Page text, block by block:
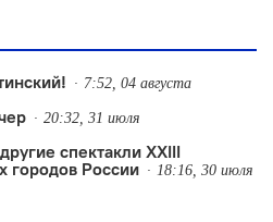
7:52, 04 августа
20:32, 31 июля
спектакли XXIII
городов России
18:16, 30 июля